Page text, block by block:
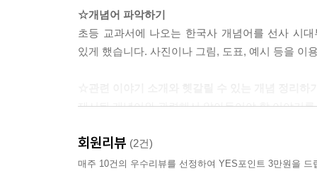
☆개념어 파악하기
초등 교과서에 나오는 한국사 개념어를 선사 시
있게 했습니다. 사진이나 그림, 도표, 예시 등을 이
제시된 개념어와 관련해서 알아두어야 할 이야기
☆자기주도학습으로 정리하기
설명을 보고 개념어를 제대로 이해했는지 자기 말
회원리뷰 (2건)
매주 10건의 우수리뷰를 선정하여 YES포인트 3만원을 드